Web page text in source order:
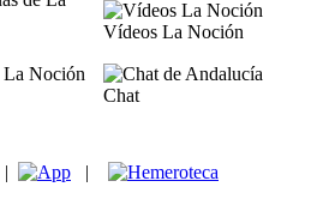
Vídeos La Noción
Chat
| |